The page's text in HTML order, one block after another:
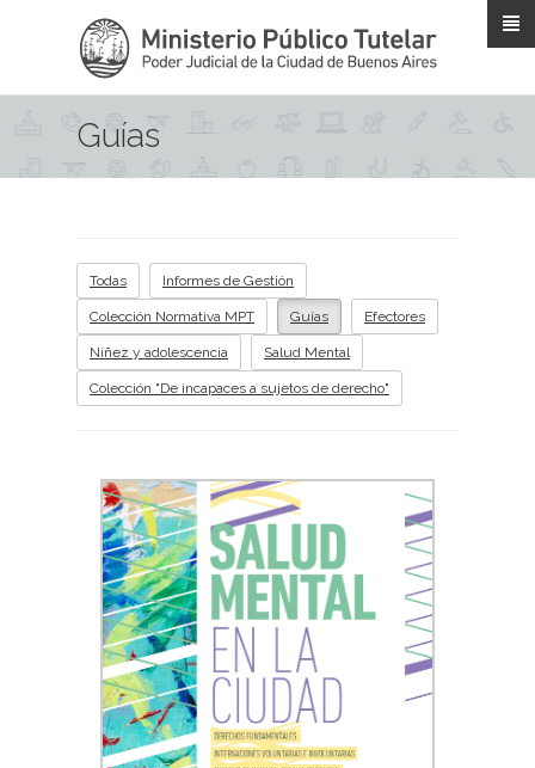
Guías
Todas Informes de Gestión
Colección Normativa MPT Guías Efectores
Niñez y adolescencia Salud Mental
Colección "De incapaces a sujetos de derecho"